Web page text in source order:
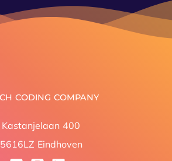
Kastanjelaan 400
5616LZ Eindhoven